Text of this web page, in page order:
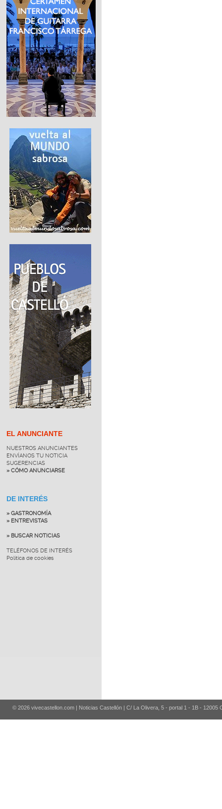
EL ANUNCIANTE
NUESTROS ANUNCIANTES
ENVÍANOS TU NOTICIA
SUGERENCIAS
» CÓMO ANUNCIARSE
DE INTERÉS
» GASTRONOMÍA
» ENTREVISTAS
» BUSCAR NOTICIAS
TELÉFONOS DE INTERÉS
Política de cookies
© 2026 vivecastellon.com | Noticias Castellón | C/ La Olivera, 5 - portal 1 - 1B - 12005